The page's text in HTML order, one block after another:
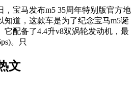
，宝马发布m5 35周年特别版官方地
知道，这款车是为了纪念宝马m5诞
它配备了4.4升v8双涡轮发动机，最
。只
文